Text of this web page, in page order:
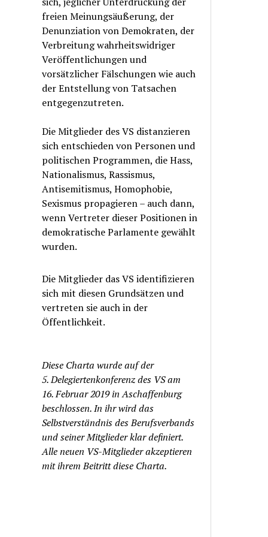
freien Meinungsäußerung, der
Denunziation von Demokraten, der
Verbreitung wahrheitswidriger
Veröffentlichungen und
vorsätzlicher Fälschungen wie auch
der Entstellung von Tatsachen
entgegenzutreten.
Die Mitglieder des VS distanzieren
sich entschieden von Personen und
politischen Programmen, die Hass,
Nationalismus, Rassismus,
Antisemitismus, Homophobie,
Sexismus propagieren – auch dann,
wenn Vertreter dieser Positionen in
demokratische Parlamente gewählt
wurden.
Die Mitglieder das VS identifizieren
sich mit diesen Grundsätzen und
vertreten sie auch in der
Öffentlichkeit.
Diese Charta wurde auf der
5. Delegiertenkonferenz des VS am
16. Februar 2019 in Aschaffenburg
beschlossen. In ihr wird das
Selbstverständnis des Berufsverbands
und seiner Mitglieder klar definiert.
Alle neuen VS-Mitglieder akzeptieren
mit ihrem Beitritt diese Charta.